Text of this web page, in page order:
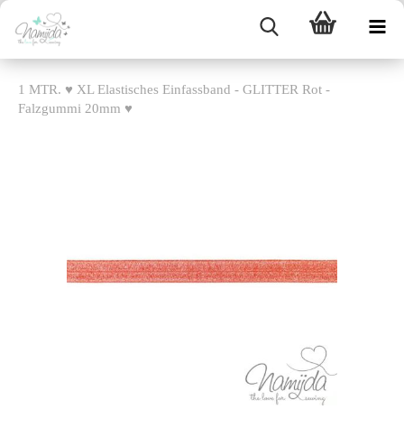
1 MTR. ♥ XL Elastisches Einfassband - GLITTER Rot -
Falzgummi 20mm ♥